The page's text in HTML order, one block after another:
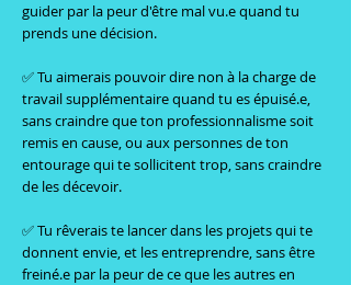
guider par la peur d'être mal vu.e quand tu
prends une décision.
✅ Tu aimerais pouvoir dire non à la charge de
travail supplémentaire quand tu es épuisé.e,
sans craindre que ton professionnalisme soit
remis en cause, ou aux personnes de ton
entourage qui te sollicitent trop, sans craindre
de les décevoir.
✅ Tu rêverais te lancer dans les projets qui te
donnent envie, et les entreprendre, sans être
freiné.e par la peur de ce que les autres en